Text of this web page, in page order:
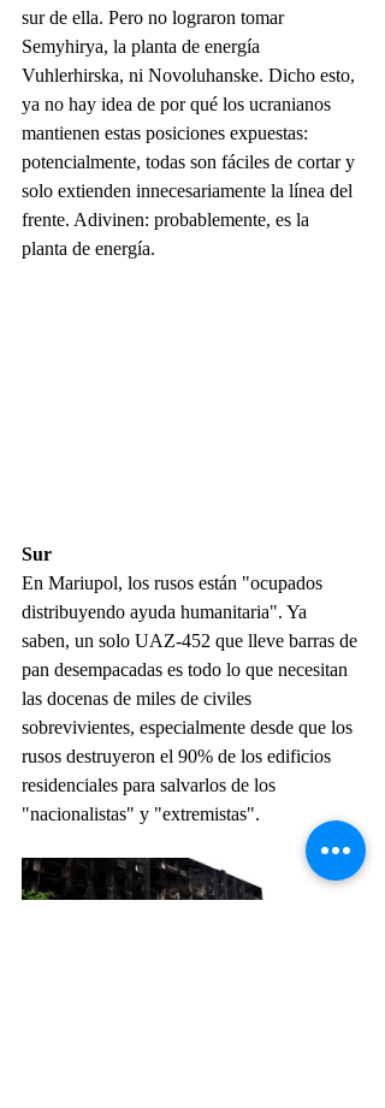
sur de ella. Pero no lograron tomar
Semyhirya, la planta de energía
Vuhlerhirska, ni Novoluhanske. Dicho esto,
ya no hay idea de por qué los ucranianos
mantienen estas posiciones expuestas:
potencialmente, todas son fáciles de cortar y
solo extienden innecesariamente la línea del
frente. Adivinen: probablemente, es la
planta de energía.
Sur
En Mariupol, los rusos están "ocupados
distribuyendo ayuda humanitaria". Ya
saben, un solo UAZ-452 que lleve barras de
pan desempacadas es todo lo que necesitan
las docenas de miles de civiles
sobrevivientes, especialmente desde que los
rusos destruyeron el 90% de los edificios
residenciales para salvarlos de los
"nacionalistas" y "extremistas".